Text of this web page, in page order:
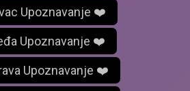
Upoznavanje ❤️
Upoznavanje ❤️
Upoznavanje ❤️